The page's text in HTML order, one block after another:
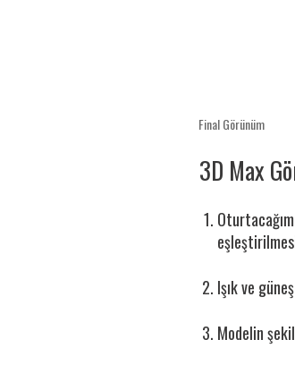
Final Görünüm
3D Max
Işık ve
Modelin